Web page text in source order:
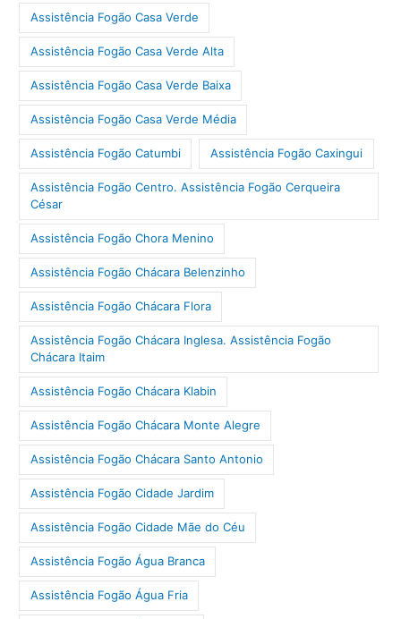
Assistência Fogão Casa Verde
Assistência Fogão Casa Verde Alta
Assistência Fogão Casa Verde Baixa
Assistência Fogão Casa Verde Média
Assistência Fogão Catumbi Assistência Fogão Caxingui
Assistência Fogão Centro. Assistência Fogão Cerqueira
César
Assistência Fogão Chora Menino
Assistência Fogão Chácara Belenzinho
Assistência Fogão Chácara Flora
Assistência Fogão Chácara Inglesa. Assistência Fogão
Chácara Itaim
Assistência Fogão Chácara Klabin
Assistência Fogão Chácara Monte Alegre
Assistência Fogão Chácara Santo Antonio
Assistência Fogão Cidade Jardim
Assistência Fogão Cidade Mãe do Céu
Assistência Fogão Água Branca
Assistência Fogão Água Fria